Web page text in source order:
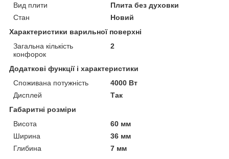
Вид плити
Плита без духовки
Стан
Новий
Характеристики варильної поверхні
Загальна кількість
конфорок
2
Додаткові функції і характеристики
Споживана потужність
4000 Вт
Дисплей
Так
Габаритні розміри
Висота
60 мм
Ширина
36 мм
Глибина
7 мм